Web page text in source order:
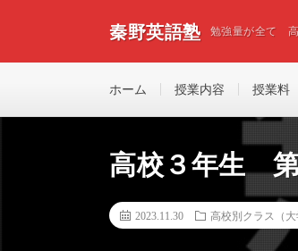
秦野英語塾 勉強量が全て
ホーム 授業内容 授業料
高校３年生
2023.11.30 高校別クラス（大